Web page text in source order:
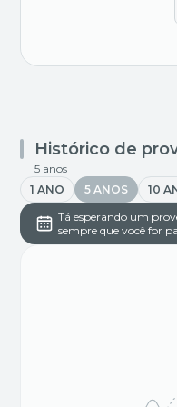
Histórico de
5 anos
1 ANO
5 ANOS
10
Tá esperando um
sempre que você for